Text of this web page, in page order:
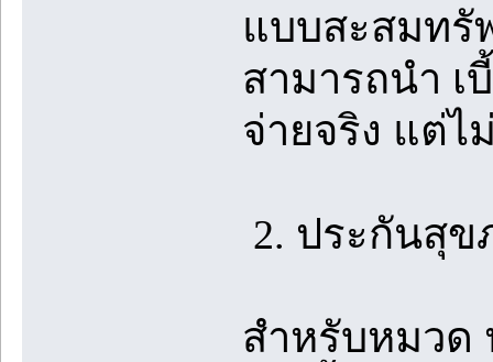
แบบสะสมทรั
สามารถนำ เ
จ่ายจริง แต่ไ
2. ประกันสุข
สำหรับหมวด